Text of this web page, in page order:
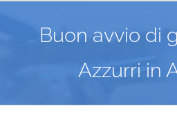
Buon avvio di
Azzurri in